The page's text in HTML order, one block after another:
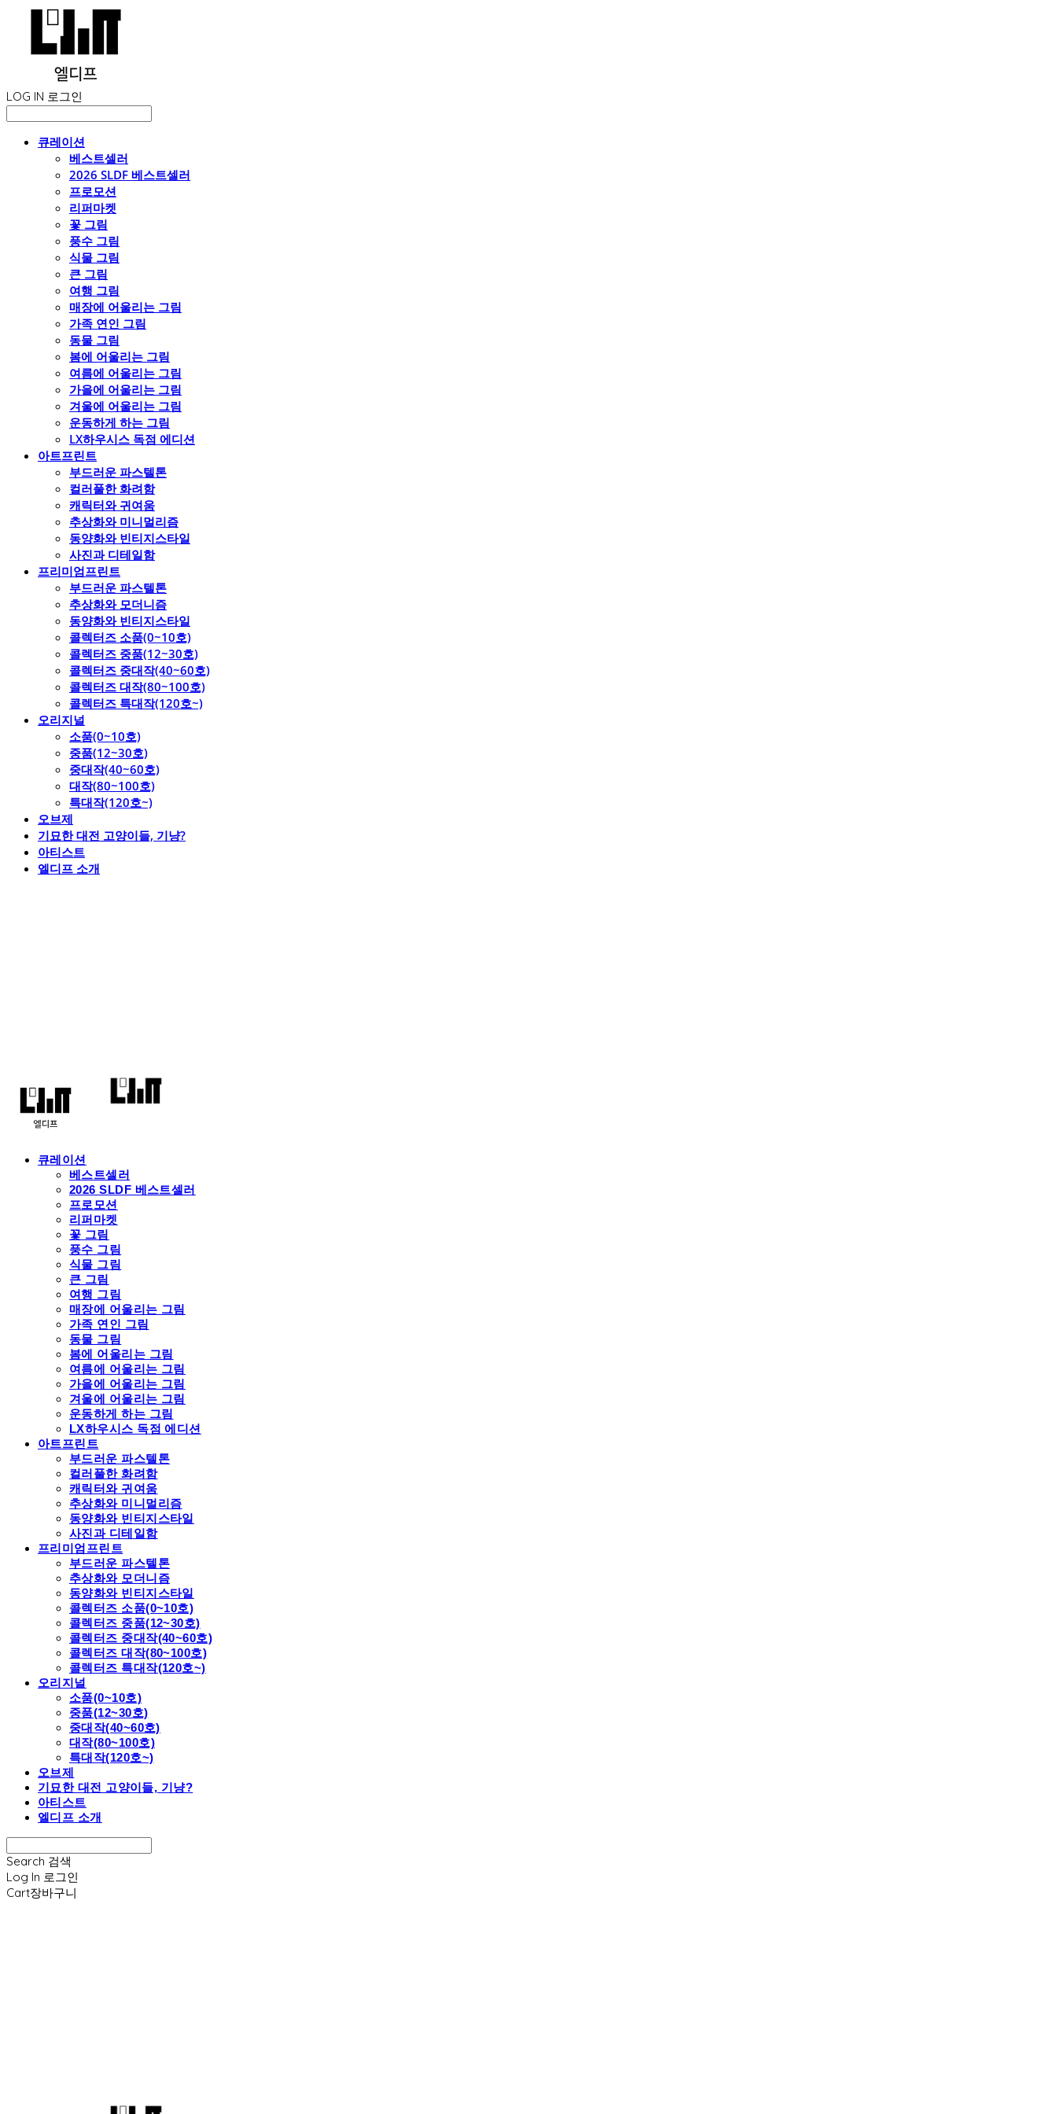
LOG IN 로그인
큐레이션
베스트셀러
2026 SLDF 베스트셀러
프로모션
리퍼마켓
꽃 그림
풍수 그림
식물 그림
큰 그림
여행 그림
매장에 어울리는 그림
가족 연인 그림
동물 그림
봄에 어울리는 그림
여름에 어울리는 그림
가을에 어울리는 그림
겨울에 어울리는 그림
운동하게 하는 그림
LX하우시스 독점 에디션
아트프린트
부드러운 파스텔톤
컬러풀한 화려함
캐릭터와 귀여움
추상화와 미니멀리즘
동양화와 빈티지스타일
사진과 디테일함
프리미엄프린트
부드러운 파스텔톤
추상화와 모더니즘
동양화와 빈티지스타일
콜렉터즈 소품(0~10호)
콜렉터즈 중품(12~30호)
콜렉터즈 중대작(40~60호)
콜렉터즈 대작(80~100호)
콜렉터즈 특대작(120호~)
오리지널
소품(0~10호)
중품(12~30호)
중대작(40~60호)
대작(80~100호)
특대작(120호~)
오브제
기묘한 대전 고양이들, 기냥?
아티스트
엘디프 소개
큐레이션
베스트셀러
2026 SLDF 베스트셀러
프로모션
리퍼마켓
꽃 그림
풍수 그림
식물 그림
큰 그림
여행 그림
매장에 어울리는 그림
가족 연인 그림
동물 그림
봄에 어울리는 그림
여름에 어울리는 그림
가을에 어울리는 그림
겨울에 어울리는 그림
운동하게 하는 그림
LX하우시스 독점 에디션
아트프린트
부드러운 파스텔톤
컬러풀한 화려함
캐릭터와 귀여움
추상화와 미니멀리즘
동양화와 빈티지스타일
사진과 디테일함
프리미엄프린트
부드러운 파스텔톤
추상화와 모더니즘
동양화와 빈티지스타일
콜렉터즈 소품(0~10호)
콜렉터즈 중품(12~30호)
콜렉터즈 중대작(40~60호)
콜렉터즈 대작(80~100호)
콜렉터즈 특대작(120호~)
오리지널
소품(0~10호)
중품(12~30호)
중대작(40~60호)
대작(80~100호)
특대작(120호~)
오브제
기묘한 대전 고양이들, 기냥?
아티스트
엘디프 소개
Search 검색
Log In 로그인
Cart장바구니